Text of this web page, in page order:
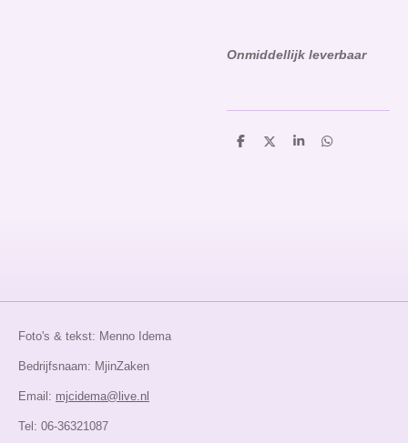
Onmiddellijk leverbaar
D
D
S
D
Foto's & tekst: Menno Idema
Bedrijfsnaam: MjinZaken
Email: mjcidema@live.nl
Tel: 06-36321087